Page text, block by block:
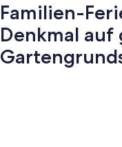
Familien-
Denkmal